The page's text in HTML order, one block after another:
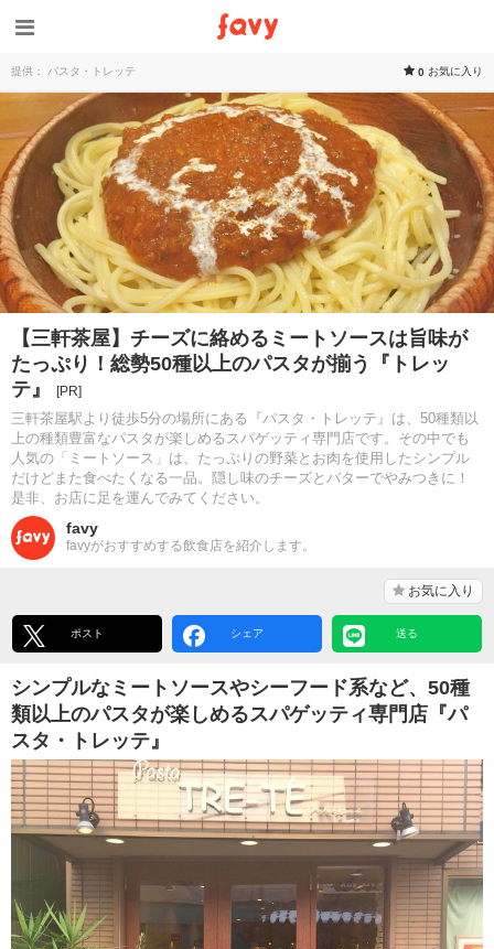
提供： パスタ・トレッテ 0 お気に入り
【三軒茶屋】チーズに絡めるミートソースは旨味が
たっぷり！総勢50種以上のパスタが揃う『トレッ
テ』
[PR]
三軒茶屋駅より徒歩5分の場所にある『パスタ・トレッテ』は、50種類以
上の種類豊富なパスタが楽しめるスパゲッティ専門店です。その中でも
人気の「ミートソース」は、たっぷりの野菜とお肉を使用したシンプル
だけどまた食べたくなる一品。隠し味のチーズとバターでやみつきに！
是非、お店に足を運んでみてください。
favy
favyがおすすめする飲食店を紹介します。
お気に入り
ポスト シェア 送る
シンプルなミートソースやシーフード系など、50種
類以上のパスタが楽しめるスパゲッティ専門店『パ
スタ・トレッテ』